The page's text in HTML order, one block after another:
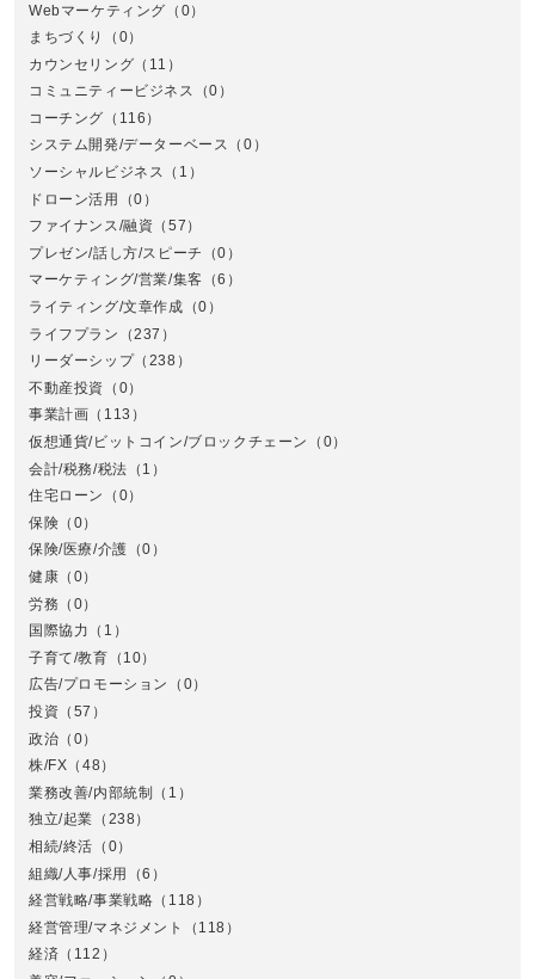
Webマーケティング （0）
まちづくり
（0）
カウンセリング （11）
コミュニティービジネス
（0）
コーチング （116）
システム開発/データーベース （0）
ソーシャルビジネス （1）
ドローン活用
（0）
ファイナンス/融資 （57）
プレゼン/話し方/スピーチ
（0）
マーケティング/営業/集客 （6）
ライティング/文章作成 （0）
ライフプラン
（237）
リーダーシップ（238）
不動産投資 （0）
事業計画 （113）
仮想通貨/ビットコイン/ブロックチェーン
（0）
会計/税務/税法 （1）
住宅ローン
（0）
保険 （0）
保険/医療/介護 （0）
健康 （0）
労務 （0）
国際協力 （1）
子育て/教育 （10）
広告/プロモーション
（0）
投資 （57）
政治 （0）
株/FX （48）
業務改善/内部統制 （1）
独立/起業 （238）
相続/終活 （0）
組織/人事/採用
（6）
経営戦略/事業戦略 （118）
経営管理/マネジメント
（118）
経済 （112）